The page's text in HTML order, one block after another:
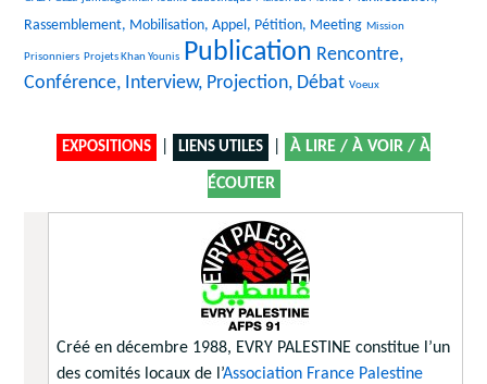
Rassemblement, Mobilisation, Appel, Pétition, Meeting
27/2805 Mission
33/2805
Prisonniers
169/2805Projets Khan Younis
2805/2805 Publication
1758/2805
Rencontre,
Conférence, Interview, Projection, Débat
13/2805 Voeux
EXPOSITIONS LIENS UTILES À LIRE / À VOIR / À
ÉCOUTER
Créé en décembre 1988, EVRY PALESTINE constitue l’un
des comités locaux de l’Association France Palestine